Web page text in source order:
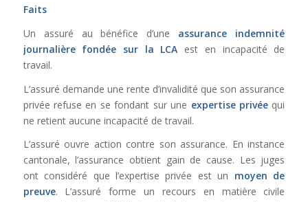
Faits
Un assuré au bénéfice d’une assurance indemnité
journalière fondée sur la LCA est en incapacité de
travail.
L’assuré demande une rente d’invalidité que son assurance
privée refuse en se fondant sur une expertise privéequi
ne retient aucune incapacité de travail.
L’assuré ouvre action contre son assurance. En instance
cantonale, l’assurance obtient gain de cause. Les juges
ont considéré que l’expertise privée est un moyen de
preuve. L’assuré forme un recours en matière civile